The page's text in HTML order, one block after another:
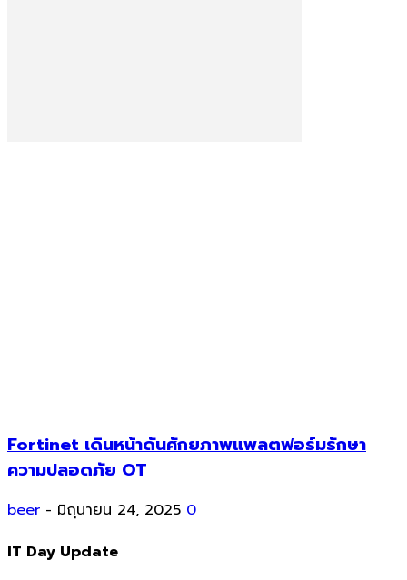
Fortinet เดินหน้าดันศักยภาพแพลตฟอร์มรักษา
ความปลอดภัย OT
beer - มิถุนายน 24, 2025 0
IT Day Update